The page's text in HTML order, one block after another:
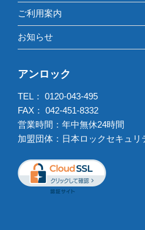
ご利用案内
お知らせ
アンロック
TEL： 0120-043-495
FAX： 042-451-8332
営業時間：年中無休24時間
加盟団体：日本ロックセキュリ